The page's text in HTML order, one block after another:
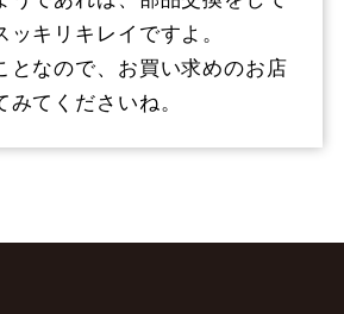
キリキレイですよ。
となので、お買い求めのお店
てくださいね。